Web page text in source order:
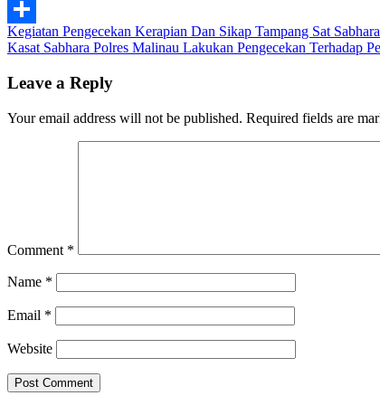
Email
Share
Post
navigation
Kegiatan Pengecekan Kerapian Dan Sikap Tampang Sat
Kasat Sabhara Polres Malinau Lakukan Pengecekan Terhadap
Leave a Reply
Your email address will not be published. Required fields are
Comment *
Name *
Email *
Website